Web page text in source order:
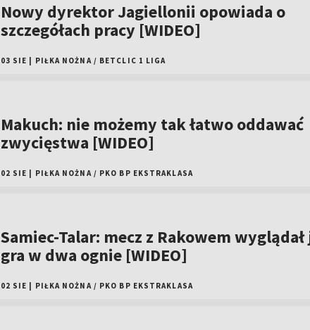
Nowy dyrektor Jagiellonii opowiada o
szczegółach pracy [WIDEO]
03 SIE PIŁKA NOŻNA / BETCLIC 1 LIGA
Makuch: nie możemy tak łatwo oddawać
zwycięstwa [WIDEO]
02 SIE PIŁKA NOŻNA / PKO BP EKSTRAKLASA
Samiec-Talar: mecz z Rakowem
gra w dwa ognie [WIDEO]
02 SIE PIŁKA NOŻNA / PKO BP EKSTRAKLASA